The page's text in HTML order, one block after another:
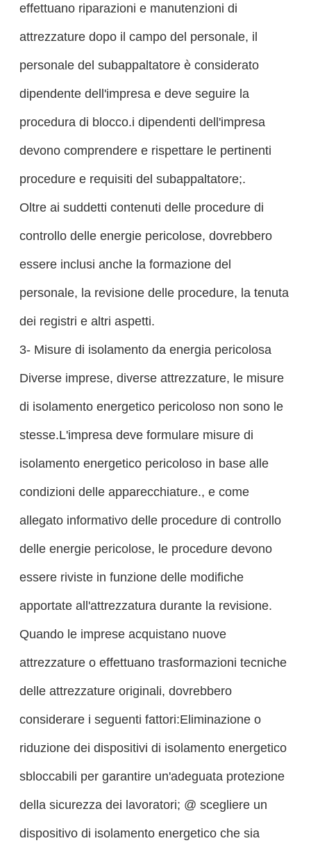
effettuano riparazioni e manutenzioni di
attrezzature dopo il campo del personale, il
personale del subappaltatore è considerato
dipendente dell'impresa e deve seguire la
procedura di blocco.i dipendenti dell'impresa
devono comprendere e rispettare le pertinenti
procedure e requisiti del subappaltatore;.
Oltre ai suddetti contenuti delle procedure di
controllo delle energie pericolose, dovrebbero
essere inclusi anche la formazione del
personale, la revisione delle procedure, la tenuta
dei registri e altri aspetti.
3- Misure di isolamento da energia pericolosa
Diverse imprese, diverse attrezzature, le misure
di isolamento energetico pericoloso non sono le
stesse.L'impresa deve formulare misure di
isolamento energetico pericoloso in base alle
condizioni delle apparecchiature., e come
allegato informativo delle procedure di controllo
delle energie pericolose, le procedure devono
essere riviste in funzione delle modifiche
apportate all'attrezzatura durante la revisione.
Quando le imprese acquistano nuove
attrezzature o effettuano trasformazioni tecniche
delle attrezzature originali, dovrebbero
considerare i seguenti fattori:Eliminazione o
riduzione dei dispositivi di isolamento energetico
sbloccabili per garantire un'adeguata protezione
della sicurezza dei lavoratori; @ scegliere un
dispositivo di isolamento energetico che sia